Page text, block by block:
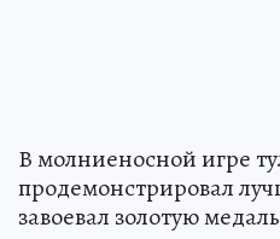
В молниеносной игре
продемонстрировал
завоевал золотую